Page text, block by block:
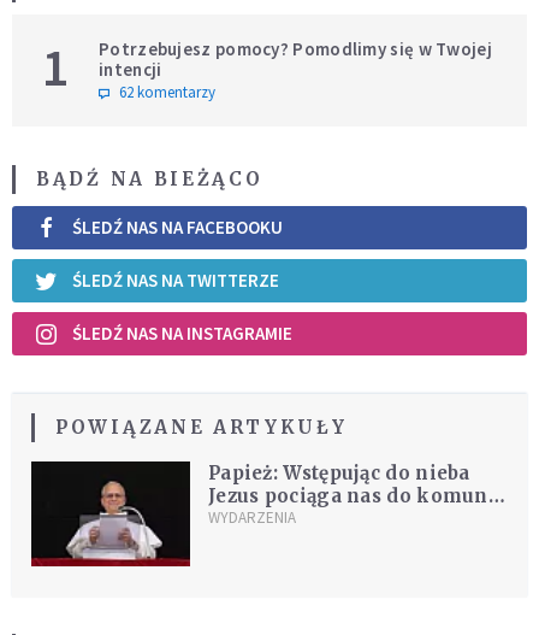
1
Potrzebujesz pomocy? Pomodlimy się w Twojej
intencji
62 komentarzy
BĄDŹ NA BIEŻĄCO
ŚLEDŹ NAS NA FACEBOOKU
ŚLEDŹ NAS NA TWITTERZE
ŚLEDŹ NAS NA INSTAGRAMIE
POWIĄZANE ARTYKUŁY
Papież: Wstępując do nieba
Jezus pociąga nas do komunii
z Ojcem
WYDARZENIA